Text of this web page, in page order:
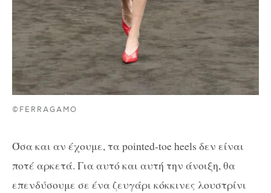
©FERRAGAMO
Όσα και αν έχουμε, ταpointed-toe heels δεν είναι
ποτέ αρκετά. Για αυτό και αυτή την άνοιξη, θα
επενδύσουμε σε ένα ζευγάρι κόκκινες λουστρίνι